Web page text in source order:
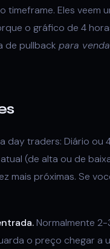
Eles veem
o gráfico de 4
de pullback para
day traders: Diário ou
(de alta ou de
mais próximas. Se
Normalmente 2-
o preço chegar a